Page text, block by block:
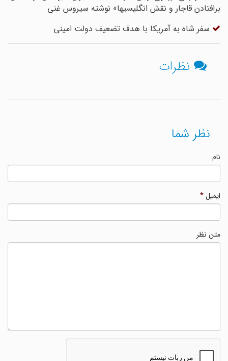
برافتادن قاجار و نقش انگلیسیها» نوشته سیروس غنی
سفر شاه به آمریکا با هدف تضعیف دولت امینی
نظرات
نظر شما
ایمیل*
متن نظر